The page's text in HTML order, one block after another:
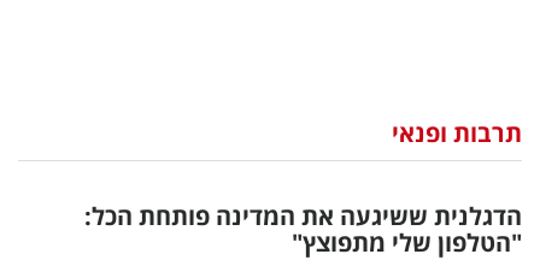
וצרכנות
דיגיטל
תרבות ופנאי
הדגלנית ששיגעה את המדינה פותחת הכל:
"הטלפון שלי מתפוצץ"